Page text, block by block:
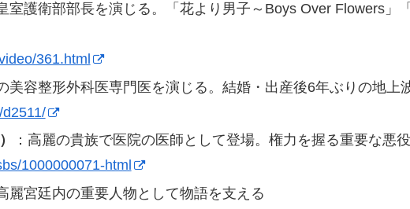
室護衛部部長を演じる。「花より男子～Boys Over Flowers」「
361.html
美容整形外科医専門医を演じる。結婚・出産後6年ぶりの地上
：高麗の貴族で医院の医師として登場。権力を握る重要な悪
1000000071-html
麗宮廷内の重要人物として物語を支える